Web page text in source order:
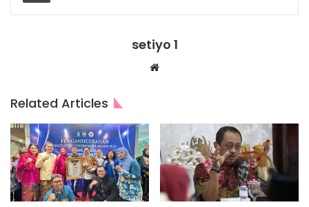
setiyo 1
Website
Related Articles